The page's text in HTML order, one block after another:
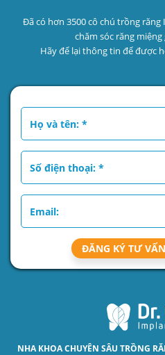
Đã có hơn 3500 cô chú trồng răng
chăm sóc răng
Hãy để lại thông tin để được
ĐĂNG KÝ TƯ
NHA KHOA CHUYÊN SÂU TRỒNG